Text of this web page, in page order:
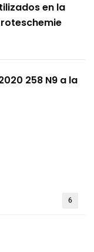
en la
258 N9 a la
6